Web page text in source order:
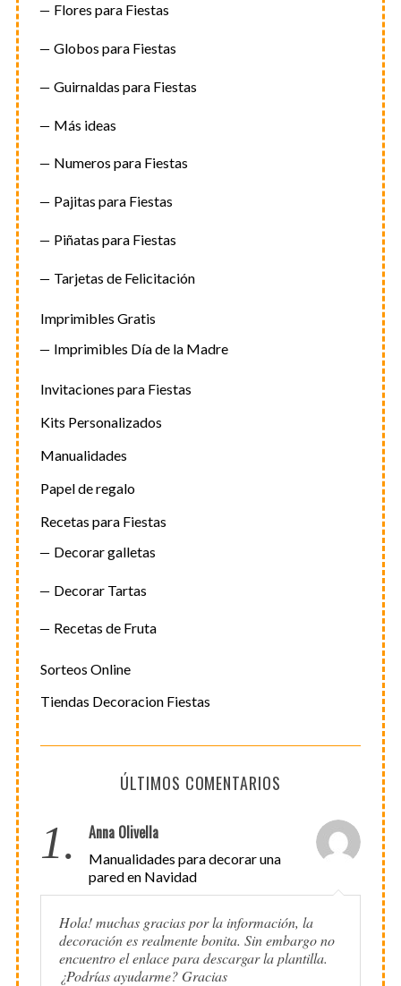
Flores para Fiestas
Globos para Fiestas
Guirnaldas para Fiestas
Más ideas
Numeros para Fiestas
Pajitas para Fiestas
Piñatas para Fiestas
Tarjetas de Felicitación
Imprimibles Gratis
Imprimibles Día de la Madre
Invitaciones para Fiestas
Kits Personalizados
Manualidades
Papel de regalo
Recetas para Fiestas
Decorar galletas
Decorar Tartas
Recetas de Fruta
Sorteos Online
Tiendas Decoracion Fiestas
ÚLTIMOS COMENTARIOS
1. Anna Olivella
Manualidades para decorar una
pared en Navidad
Hola! muchas gracias por la información, la
decoración es realmente bonita. Sin embargo no
encuentro el enlace para descargar la plantilla.
¿Podrías ayudarme? Gracias